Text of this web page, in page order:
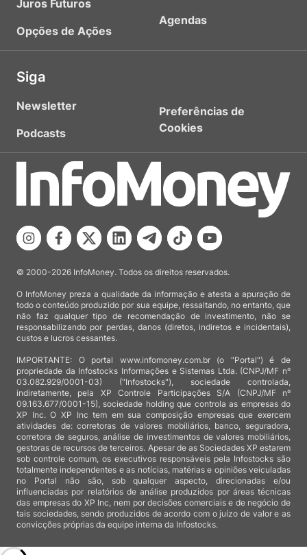
Juros Futuros
Opções de Ações
Agendas
Siga
Newsletter
Podcasts
Preferências de
Cookies
© 2000-2026 InfoMoney. Todos os direitos reservados.
O InfoMoney preza a qualidade da informação e atesta a apuração de
todo o conteúdo produzido por sua equipe, ressaltando, no entanto, que
não faz qualquer tipo de recomendação de investimento, não se
responsabilizando por perdas, danos (diretos, indiretos e incidentais),
custos e lucros cessantes.
IMPORTANTE: O portal www.infomoney.com.br (o "Portal") é de
propriedade da Infostocks Informações e Sistemas Ltda. (CNPJ/MF nº
03.082.929/0001-03) ("Infostocks"), sociedade controlada,
indiretamente, pela XP Controle Participações S/A (CNPJ/MF nº
09.163.677/0001-15), sociedade holding que controla as empresas do
XP Inc. O XP Inc tem em sua composição empresas que exercem
atividades de: corretoras de valores mobiliários, banco, seguradora,
corretora de seguros, análise de investimentos de valores mobiliários,
gestoras de recursos de terceiros. Apesar de as Sociedades XP estarem
sob controle comum, os executivos responsáveis pela Infostocks são
totalmente independentes e as notícias, matérias e opiniões veiculadas
no Portal não são, sob qualquer aspecto, direcionadas e/ou
influenciadas por relatórios de análise produzidos por áreas técnicas
das empresas do XP Inc, nem por decisões comerciais e de negócio de
tais sociedades, sendo produzidos de acordo com o juízo de valor e as
convicções próprias da equipe interna da Infostocks.